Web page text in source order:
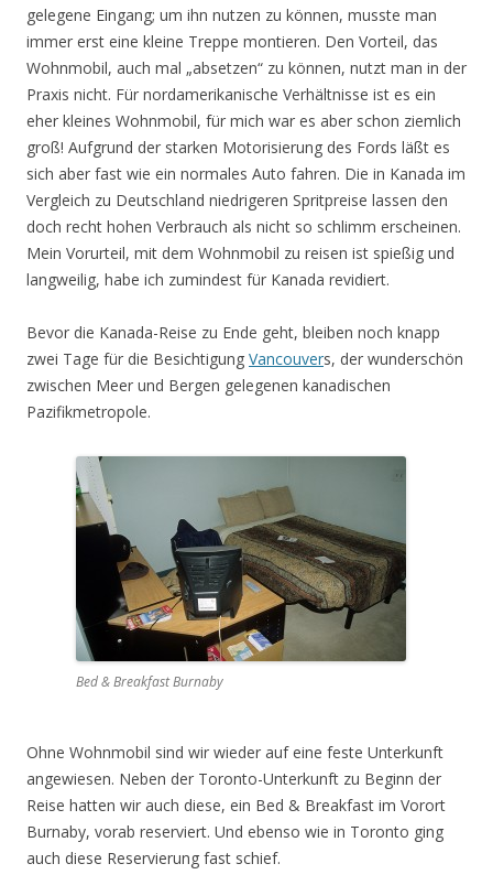
gelegene Eingang; um ihn nutzen zu können, musste man
immer erst eine kleine Treppe montieren. Den Vorteil, das
Wohnmobil, auch mal „absetzen“ zu können, nutzt man in der
Praxis nicht. Für nordamerikanische Verhältnisse ist es ein
eher kleines Wohnmobil, für mich war es aber schon ziemlich
groß! Aufgrund der starken Motorisierung des Fords läßt es
sich aber fast wie ein normales Auto fahren. Die in Kanada im
Vergleich zu Deutschland niedrigeren Spritpreise lassen den
doch recht hohen Verbrauch als nicht so schlimm erscheinen.
Mein Vorurteil, mit dem Wohnmobil zu reisen ist spießig und
langweilig, habe ich zumindest für Kanada revidiert.
Bevor die Kanada-Reise zu Ende geht, bleiben noch knapp
zwei Tage für die Besichtigung Vancouvers, der wunderschön
zwischen Meer und Bergen gelegenen kanadischen
Pazifikmetropole.
Bed & Breakfast Burnaby
Ohne Wohnmobil sind wir wieder auf eine feste Unterkunft
angewiesen. Neben der Toronto-Unterkunft zu Beginn der
Reise hatten wir auch diese, ein Bed & Breakfast im Vorort
Burnaby, vorab reserviert. Und ebenso wie in Toronto ging
auch diese Reservierung fast schief.